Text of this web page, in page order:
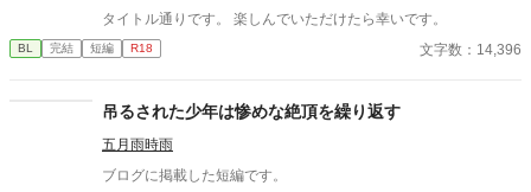
「強がらなくていいですよ。俺の前では、もう」 指先が榊のネク
た。 拒むことも、許すこともできないまま、 彼は“部下”の手によ
ての誇りを壊すほどに甘く、逃れられないほどに深い。 だが、篠
原の視線の奥に宿るのは、ただの欲望ではなかった。 そこには、
から思ってたんです。 あなたが誰かに“支配される”ところ、き
タイトル通りです。 楽しんでいただけたら幸いです。
BL 完結 短編 R18 文字数：14,396
吊るされた少年は惨めな絶頂を繰り返す
五月雨時雨
ブログに掲載した短編です。